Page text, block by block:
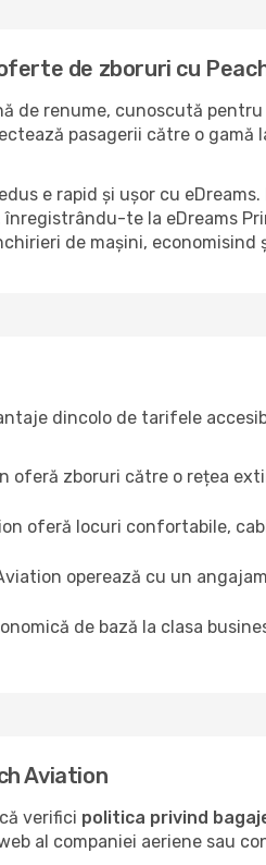
de zboruri cu
de renume, cunoscută
pasagerii către o
e rapid și ușor cu
te la eDreams
de mașini, economisind
dincolo de tarifele
oferă zboruri către o rețea
oferă locuri confortabile,
operează cu un
de bază la clasa
Aviation
verifici politica privind
al companiei aeriene sau